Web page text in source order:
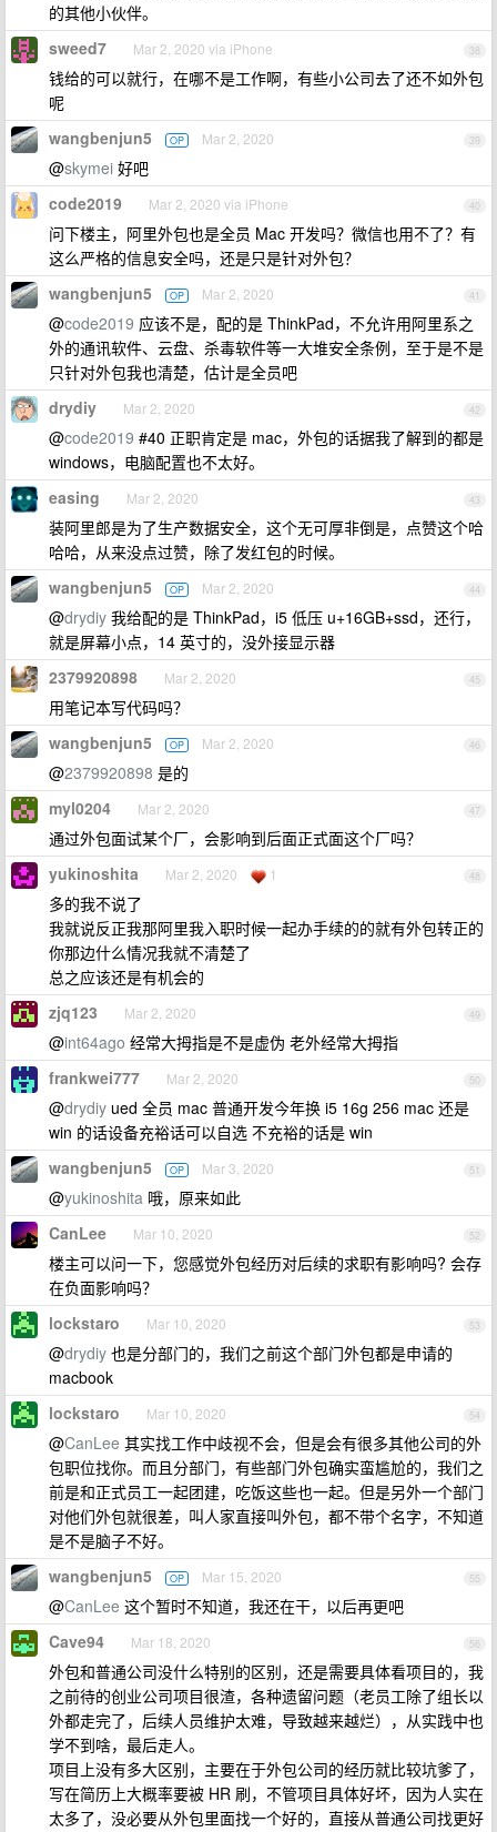
的其他小伙伴。
38
sweed7 Mar 2, 2020 via iPhone
钱给的可以就行，在哪不是工作啊，有些小公司去了还不如外包
呢
39
wangbenjun5 OP Mar 2, 2020
@skymei 好吧
40
code2019 Mar 2, 2020 via iPhone
问下楼主，阿里外包也是全员 Mac 开发吗？微信也用不了？有
这么严格的信息安全吗，还是只是针对外包？
41
wangbenjun5 OP Mar 2, 2020
@code2019 应该不是，配的是 ThinkPad，不允许用阿里系之
外的通讯软件、云盘、杀毒软件等一大堆安全条例，至于是不是
只针对外包我也清楚，估计是全员吧
42
drydiy Mar 2, 2020
@code2019 #40 正职肯定是 mac，外包的话据我了解到的都是
windows，电脑配置也不太好。
43
easing Mar 2, 2020
装阿里郎是为了生产数据安全，这个无可厚非倒是，点赞这个哈
哈哈，从来没点过赞，除了发红包的时候。
44
wangbenjun5 OP Mar 2, 2020
@drydiy 我给配的是 ThinkPad，i5 低压 u+16GB+ssd，还行，
就是屏幕小点，14 英寸的，没外接显示器
45
2379920898 Mar 2, 2020
用笔记本写代码吗？
46
wangbenjun5 OP Mar 2, 2020
@2379920898 是的
47
myl0204 Mar 2, 2020
通过外包面试某个厂，会影响到后面正式面这个厂吗？
48
yukinoshita Mar 2, 2020 1
多的我不说了
我就说反正我那阿里我入职时候一起办手续的的就有外包转正的
你那边什么情况我就不清楚了
总之应该还是有机会的
49
zjq123 Mar 2, 2020
@int64ago 经常大拇指是不是虚伪 老外经常大拇指
50
frankwei777 Mar 2, 2020
@drydiy ued 全员 mac 普通开发今年换 i5 16g 256 mac 还是
win 的话设备充裕话可以自选 不充裕的话是 win
51
wangbenjun5 OP Mar 3, 2020
@yukinoshita 哦，原来如此
52
CanLee Mar 10, 2020
楼主可以问一下，您感觉外包经历对后续的求职有影响吗? 会存
在负面影响吗？
53
lockstaro Mar 10, 2020
@drydiy 也是分部门的，我们之前这个部门外包都是申请的
macbook
54
lockstaro Mar 10, 2020
@CanLee 其实找工作中歧视不会，但是会有很多其他公司的外
包职位找你。而且分部门，有些部门外包确实蛮尴尬的，我们之
前是和正式员工一起团建，吃饭这些也一起。但是另外一个部门
对他们外包就很差，叫人家直接叫外包，都不带个名字，不知道
是不是脑子不好。
55
wangbenjun5 OP Mar 15, 2020
@CanLee 这个暂时不知道，我还在干，以后再更吧
56
Cave94 Mar 18, 2020
外包和普通公司没什么特别的区别，还是需要具体看项目的，我
之前待的创业公司项目很渣，各种遗留问题（老员工除了组长以
外都走完了，后续人员维护太难，导致越来越烂），从实践中也
学不到啥，最后走人。
项目上没有多大区别，主要在于外包公司的经历就比较坑爹了，
写在简历上大概率要被 HR 刷，不管项目具体好坏，因为人实在
太多了，没必要从外包里面找一个好的，直接从普通公司找更好